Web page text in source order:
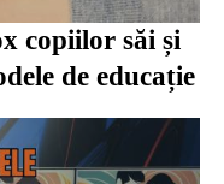
copiilor săi și
de educație